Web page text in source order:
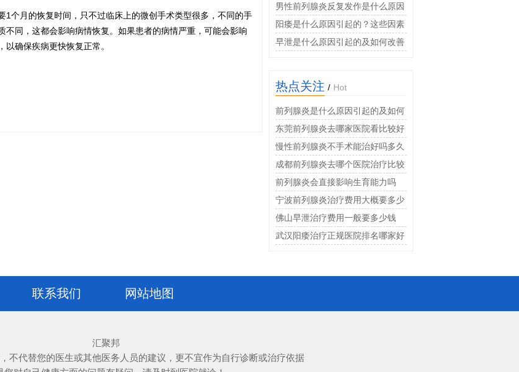
1个月的恢复时间，只不过临床上的微创手术类型很多，不同的手
同，这都会影响病情恢复。如果患者的病情严重，可能会影响
确保疾病更快恢复正常。
男性前列腺炎反复发作是什么原因
阳痿是什么原因引起的？这些因素
很常见
早泄是什么原因引起的及如何改善
热点关注 / Hot
前列腺炎是什么原因引起的及如何
治疗
东莞前列腺炎去哪家医院看比较好
慢性前列腺炎不手术能治好吗多久
恢复
成都前列腺炎去哪个医院治疗比较
好
前列腺炎会直接影响生育能力吗
宁波前列腺炎治疗费用大概要多少
钱
佛山早泄治疗费用一般要多少钱
武汉阳痿治疗正规医院排名哪家好
联系我们 网站地图
汇聚邦
不代替您的医生或其他医务人员的建议，更不宜作为自行诊断或治疗依据